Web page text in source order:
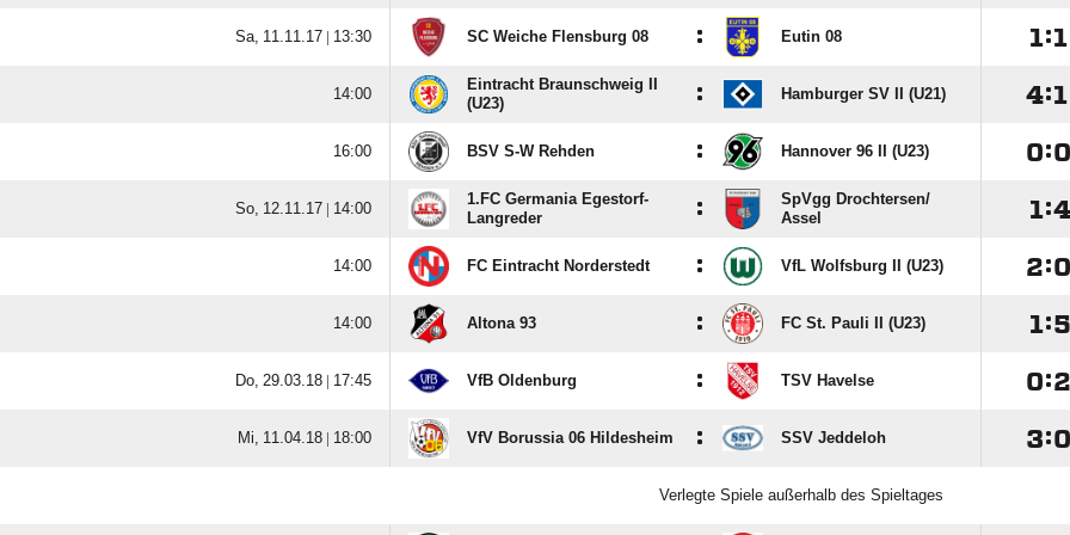
  |  SC Weiche Flensburg 08 : Eutin 08 :

Eintracht Braunschweig II
(U23)
: Hamburger SV II (U21) :
 BSV S-W Rehden : Hannover 96 II (U23) :
  | 
1.FC Germania Egestorf-
Langreder
:
SpVgg Drochtersen/​
Assel
:
 FC Eintracht Norderstedt : VfL Wolfsburg II (U23) :
 Altona 93 : FC St. Pauli II (U23) :
  |  VfB Oldenburg : TSV Havelse :
  |  VfV Borussia 06 Hildesheim : SSV Jeddeloh :
Verlegte Spiele außerhalb des Spieltages